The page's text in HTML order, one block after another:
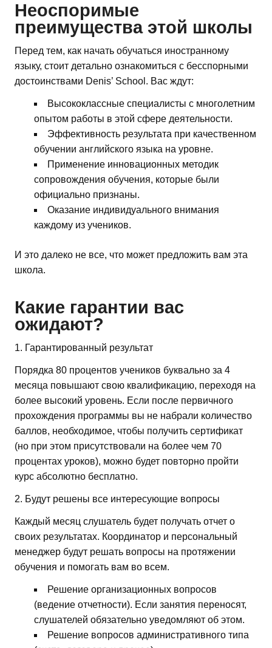
Неоспоримые
преимущества этой школы
Перед тем, как начать обучаться иностранному
языку, стоит детально ознакомиться с бесспорными
достоинствами Denis’ School. Вас ждут:
Высококлассные специалисты с многолетним
опытом работы в этой сфере деятельности.
Эффективность результата при качественном
обучении английского языка на уровне.
Применение инновационных методик
сопровождения обучения, которые были
официально признаны.
Оказание индивидуального внимания
каждому из учеников.
И это далеко не все, что может предложить вам эта
школа.
Какие гарантии вас
ожидают?
1. Гарантированный результат
Порядка 80 процентов учеников буквально за 4
месяца повышают свою квалификацию, переходя на
более высокий уровень. Если после первичного
прохождения программы вы не набрали количество
баллов, необходимое, чтобы получить сертификат
(но при этом присутствовали на более чем 70
процентах уроков), можно будет повторно пройти
курс абсолютно бесплатно.
2. Будут решены все интересующие вопросы
Каждый месяц слушатель будет получать отчет о
своих результатах. Координатор и персональный
менеджер будут решать вопросы на протяжении
обучения и помогать вам во всем.
Решение организационных вопросов
(ведение отчетности). Если занятия переносят,
слушателей обязательно уведомляют об этом.
Решение вопросов административного типа